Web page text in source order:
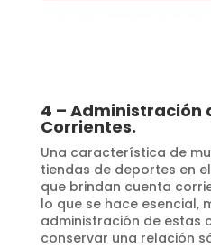
4 – Administración
Corrientes.
Una característica de
tiendas de deportes en
que brindan cuenta
lo que se hace esencial,
administración de estas
conservar una relación